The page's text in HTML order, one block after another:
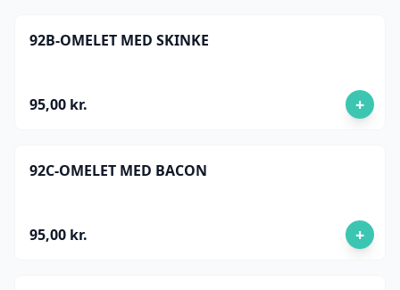
92B-OMELET MED SKINKE
95,00 kr. +
92C-OMELET MED BACON
95,00 kr. +